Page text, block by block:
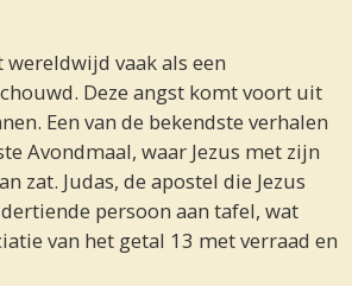
vaak als een
Deze angst komt voort uit
Een van de bekendste verhalen
Avondmaal, waar Jezus met zijn
zat. Judas, de apostel die Jezus
persoon aan tafel, wat
van het getal 13 met verraad en